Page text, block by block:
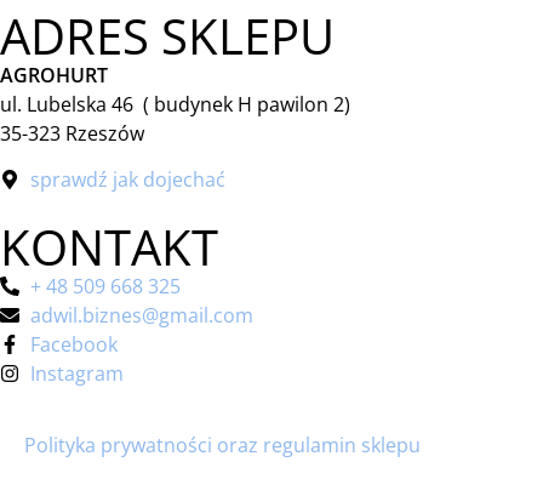
ADRES SKLEPU
AGROHURT
ul. Lubelska 46 ( budynek H pawilon 2)
35-323 Rzeszów
sprawdź jak dojechać
KONTAKT
+ 48 509 668 325
adwil.biznes@gmail.com
Facebook
Instagram
Polityka prywatności oraz regulamin sklepu